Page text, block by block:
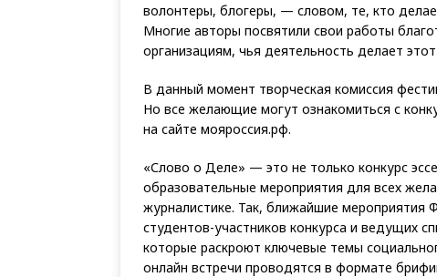
волонтеры, блогеры, — словом, те, кто
Многие авторы посвятили свои работы
организациям, чья деятельность делает
В данный момент творческая комиссия
Но все желающие могут ознакомиться с
на сайте мояроссия.рф.
«Слово о Деле» — это не только конкурс
образовательные мероприятия для всех
журналистике. Так, ближайшие мероприятия
студентов-участников конкурса и ведущих
которые раскроют ключевые темы
онлайн встречи проводятся в формате